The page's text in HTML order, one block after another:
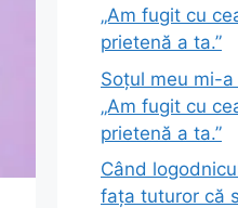
„Am fugit cu
prietenă a ta.”
Soțul meu mi-
„Am fugit cu
prietenă a ta.”
Când
fața tuturor că